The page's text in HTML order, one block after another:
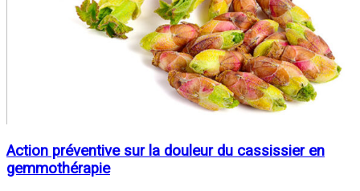
Action préventive sur la douleur du cassissier en
gemmothérapie